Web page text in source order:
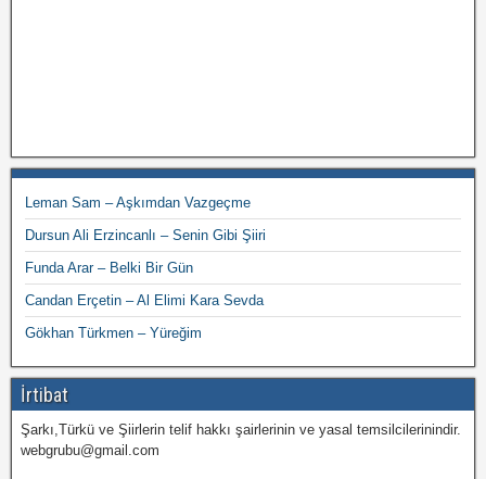
Leman Sam – Aşkımdan Vazgeçme
Dursun Ali Erzincanlı – Senin Gibi Şiiri
Funda Arar – Belki Bir Gün
Candan Erçetin – Al Elimi Kara Sevda
Gökhan Türkmen – Yüreğim
İrtibat
Şarkı,Türkü ve Şiirlerin telif hakkı şairlerinin ve yasal temsilcilerinindir.
webgrubu@gmail.com